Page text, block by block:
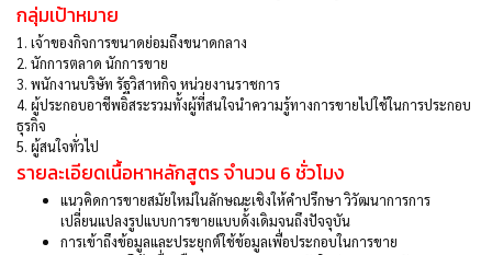
กลุ่มเป้าหมาย
1. เจ้าของกิจการขนาดย่อมถึงขนาดกลาง
2. นักการตลาด นักการขาย
3. พนักงานบริษัท รัฐวิสาหกิจ หน่วยงานราชการ
4. ผู้ประกอบอาชีพอิสระรวมทั้งผู้ที่สนใจนำความรู้ทางการขายไปใช้ในการประกอบ
ธุรกิจ
5. ผู้สนใจทั่วไป
รายละเอียดเนื้อหาหลักสูตร จำนวน 6 ชั่วโมง
แนวคิดการขายสมัยใหม่ในลักษณะเชิงให้คำปรึกษา วิวัฒนาการการ
เปลี่ยนแปลงรูปแบบการขายแบบดั้งเดิมจนถึงปัจจุบัน
การเข้าถึงข้อมูลและประยุกต์ใช้ข้อมูลเพื่อประกอบในการขาย